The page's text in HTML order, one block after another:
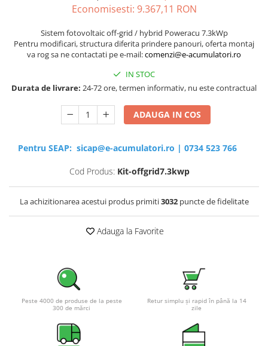
Redresoare, incarcatoare si testere
Redresoare auto, moto, barci si
Economisesti: 9.367,11 RON
Sistem fotovoltaic off-grid / hybrid Poweracu 7.3kWp
Pentru modificari, structura diferita prindere panouri, oferta montaj
va rog sa ne contactati pe e-mail:comenzi@e-acumulatori.ro
IN STOC
Durata de livrare: 24-72 ore, termen informativ, nu este contractual
ADAUGA IN COS
Pentru SEAP: sicap@e-acumulatori.ro | 0734 523 766
Cod Produs: Kit-offgrid7.3kwp
La achizitionarea acestui produs primiti3032puncte de fidelitate
Adauga la Favorite
Peste 4000 de produse de la peste
300 de mărci
Retur simplu și rapid în până la 14
zile